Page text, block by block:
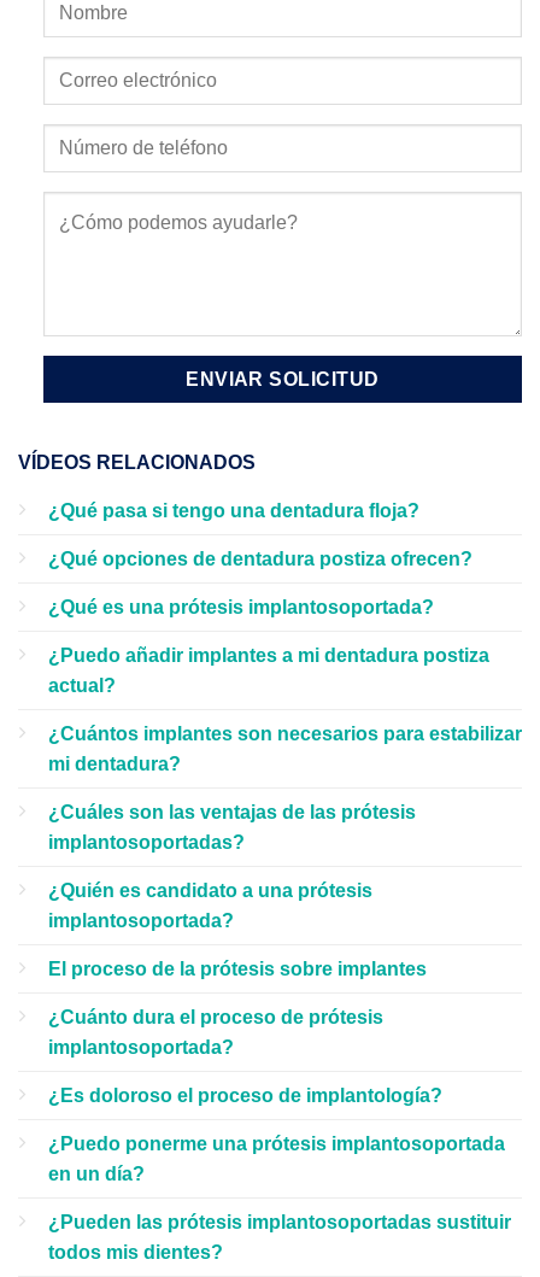
VÍDEOS RELACIONADOS
¿Qué pasa si tengo una dentadura floja?
¿Qué opciones de dentadura postiza ofrecen?
¿Qué es una prótesis implantosoportada?
¿Puedo añadir implantes a mi dentadura postiza
actual?
¿Cuántos implantes son necesarios para estabilizar
mi dentadura?
¿Cuáles son las ventajas de las prótesis
implantosoportadas?
¿Quién es candidato a una prótesis
implantosoportada?
El proceso de la prótesis sobre implantes
¿Cuánto dura el proceso de prótesis
implantosoportada?
¿Es doloroso el proceso de implantología?
¿Puedo ponerme una prótesis implantosoportada
en un día?
¿Pueden las prótesis implantosoportadas sustituir
todos mis dientes?